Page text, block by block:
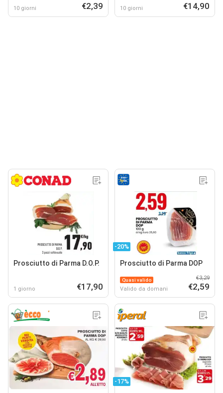
10 giorni €2,39 10 giorni €14,90
Prosciutto di Parma D.O.P.
1 giorno €17,90
-20%
Prosciutto di Parma DOP
Quasi valido
Valido da domani
€3,29
€2,59
-17%